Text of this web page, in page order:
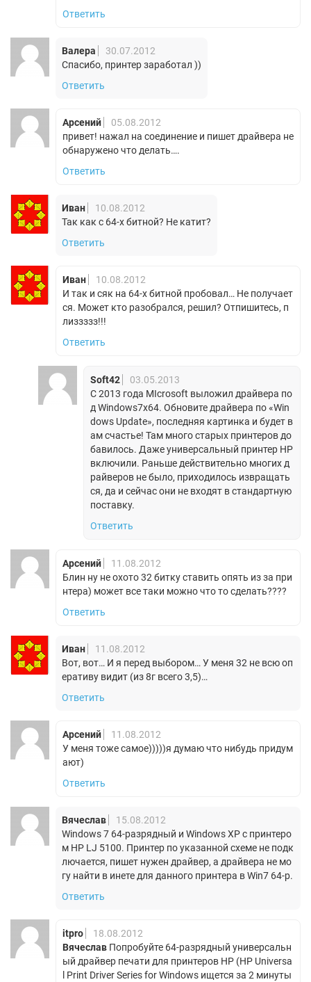
Ответить
Валера
30.07.2012
Спасибо, принтер заработал ))
Ответить
Арсений
05.08.2012
привет! нажал на соединение и пишет драйвера не
обнаружено что делать….
Ответить
Иван
10.08.2012
Так как с 64-х битной? Не катит?
Ответить
Иван
10.08.2012
И так и сяк на 64-х битной пробовал… Не получает
ся. Может кто разобрался, решил? Отпишитесь, п
лиззззз!!!
Ответить
Soft42
03.05.2013
С 2013 года MIcrosoft выложил драйвера по
д Windows7x64. Обновите драйвера по «Win
dows Update», последняя картинка и будет в
ам счастье! Там много старых принтеров до
бавилось. Даже универсальный принтер HP
включили. Раньше действительно многих д
райверов не было, приходилось извращать
ся, да и сейчас они не входят в стандартную
поставку.
Ответить
Арсений
11.08.2012
Блин ну не охото 32 битку ставить опять из за при
нтера) может все таки можно что то сделать????
Ответить
Иван
11.08.2012
Вот, вот… И я перед выбором… У меня 32 не всю оп
еративу видит (из 8г всего 3,5)…
Ответить
Арсений
11.08.2012
У меня тоже самое)))))я думаю что нибудь придум
ают)
Ответить
Вячеслав
15.08.2012
Windows 7 64-разрядный и Windows XP c принтеро
м HP LJ 5100. Принтер по указанной схеме не подк
лючается, пишет нужен драйвер, а драйвера не мо
гу найти в инете для данного принтера в Win7 64-р.
Ответить
itpro
18.08.2012
Вячеслав Попробуйте 64-разрядный универсальн
ый драйвер печати для принтеров HP (HP Universa
l Print Driver Series for Windows ищется за 2 минуты